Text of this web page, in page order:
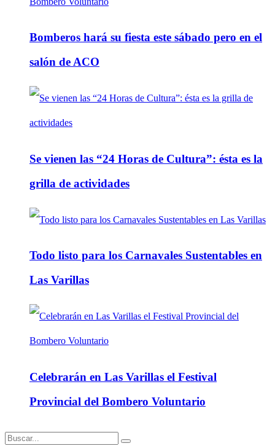
Bomberos hará su fiesta este sábado pero en el
salón de ACO
Se vienen las “24 Horas de Cultura”: ésta es la
grilla de actividades
Todo listo para los Carnavales Sustentables en
Las Varillas
Celebrarán en Las Varillas el Festival
Provincial del Bombero Voluntario